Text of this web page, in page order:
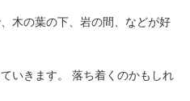
木の葉の下、岩の間、などが好
いきます。 落ち着くのかもしれ